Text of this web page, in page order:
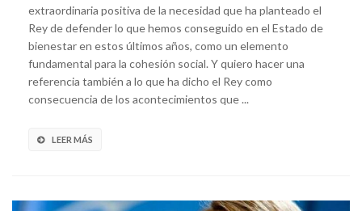
extraordinaria positiva de la necesidad que ha planteado el
Rey de defender lo que hemos conseguido en el Estado de
bienestar en estos últimos años, como un elemento
fundamental para la cohesión social. Y quiero hacer una
referencia también a lo que ha dicho el Rey como
consecuencia de los acontecimientos que ...
LEER MÁS